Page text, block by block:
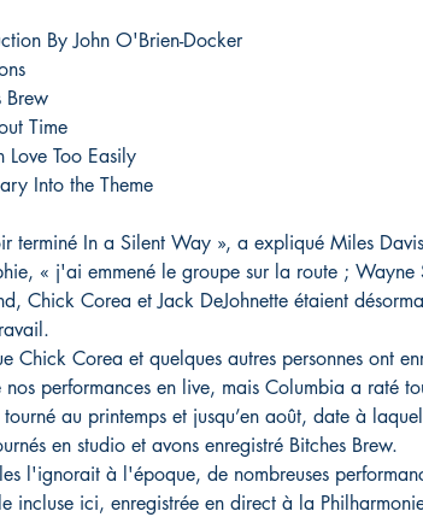
By John O'Brien-Docker
Brew
Time
Love Too Easily
Into the Theme
terminé In a Silent Way », a expliqué Miles
« j'ai emmené le groupe sur la route ; Wayne
Chick Corea et Jack DeJohnette étaient
Chick Corea et quelques autres personnes ont
nos performances en live, mais Columbia a raté
au printemps et jusqu’en août, date à
en studio et avons enregistré Bitches Brew.
l'ignorait à l'époque, de nombreuses
incluse ici, enregistrée en direct à la